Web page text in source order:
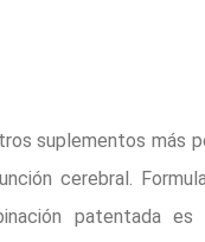
suplementos más
cerebral.
patentada